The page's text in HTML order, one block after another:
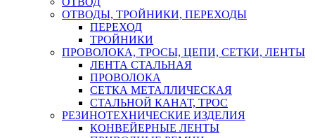
ОТВОДЫ, ТРОЙНИКИ, ПЕРЕХОДЫ
ПЕРЕХОД
ТРОЙНИКИ
ПРОВОЛОКА, ТРОСЫ, ЦЕПИ, СЕТКИ, ЛЕНТЫ
ЛЕНТА СТАЛЬНАЯ
ПРОВОЛОКА
СЕТКА МЕТАЛЛИЧЕСКАЯ
СТАЛЬНОЙ КАНАТ, ТРОС
РЕЗИНОТЕХНИЧЕСКИЕ ИЗДЕЛИЯ
КОНВЕЙЕРНЫЕ ЛЕНТЫ